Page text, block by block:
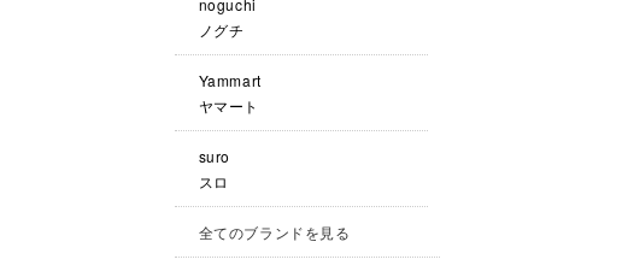
noguchi
ノグチ
Yammart
ヤマート
suro
スロ
全てのブランドを見る